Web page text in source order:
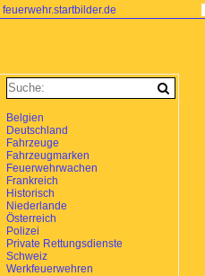
feuerwehr.startbilder.de
Belgien
Deutschland
Fahrzeuge
Fahrzeugmarken
Feuerwehrwachen
Frankreich
Historisch
Niederlande
Österreich
Polizei
Private Rettungsdienste
Schweiz
Werkfeuerwehren